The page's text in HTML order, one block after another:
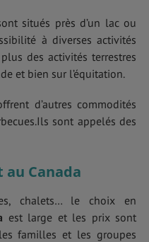
situés près d’un lac ou
à diverses activités
des activités terrestres
et bien sur l’équitation.
d’autres commodités
sont appelés des
Canada
chalets… le choix en
est large et les prix sont
familles et les groupes